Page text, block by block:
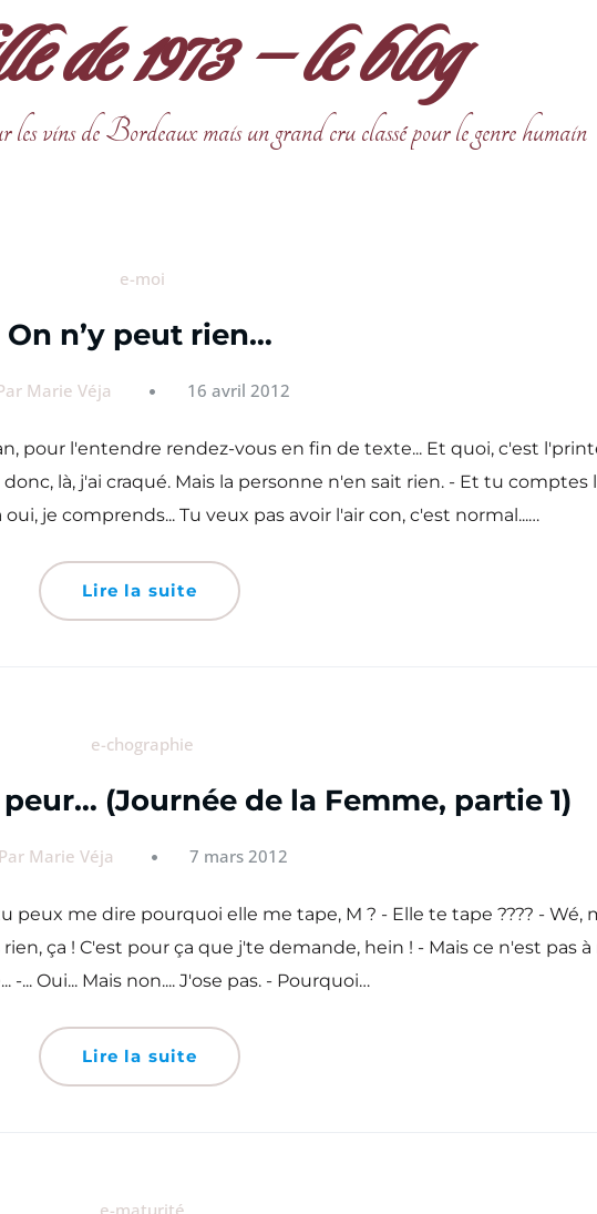
1973 – le blog
les vins de Bordeaux mais un grand cru classé pour le genre humain
e-moi
On n’y peut rien…
Marie Véja 16 avril 2012
pour l'entendre rendez-vous en fin de texte... Et quoi, c'est
là, j'ai craqué. Mais la personne n'en sait rien. - Et tu comptes
je comprends... Tu veux pas avoir l'air con, c'est normal...…
Lire la suite
e-chographie
(Journée de la Femme, partie 1)
Par Marie Véja 7 mars 2012
peux me dire pourquoi elle me tape, M ? - Elle te tape ???? -
ça ! C'est pour ça que j'te demande, hein ! - Mais ce n'est pas
-... Oui... Mais non.... J'ose pas. - Pourquoi…
Lire la suite